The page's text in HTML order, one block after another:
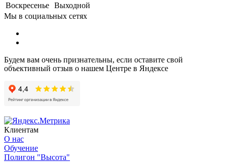
Воскресенье Выходной
Мы в социальных сетях
Будем вам очень признательны, если оставите свой
объективный отзыв о нашем Центре в Яндексе
Клиентам
О нас
Обучение
Полигон "Высота"